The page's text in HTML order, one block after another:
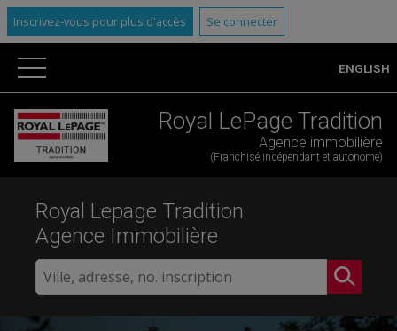
Inscrivez-vous pour plus d'accès Se connecter
ENGLISH
Royal LePage Tradition
Agence immobilière
(Franchisé indépendant et autonome)
Royal Lepage Tradition
Agence Immobilière